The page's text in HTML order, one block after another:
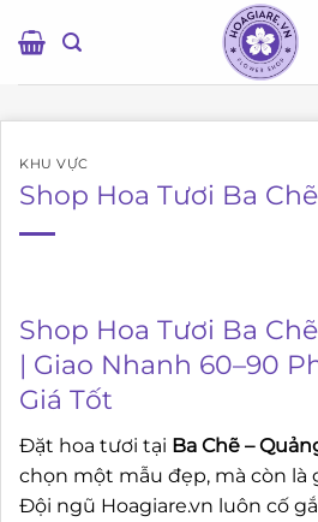
qua
KHU VỰC
Shop Hoa Tươi Ba
Shop Hoa Tươi Ba
| Giao Nhanh 60–90
Giá Tốt
Đặt hoa tươi tại Ba Chẽ –
chọn một mẫu đẹp, mà còn là
Đội ngũ Hoagiare.vn luôn cố